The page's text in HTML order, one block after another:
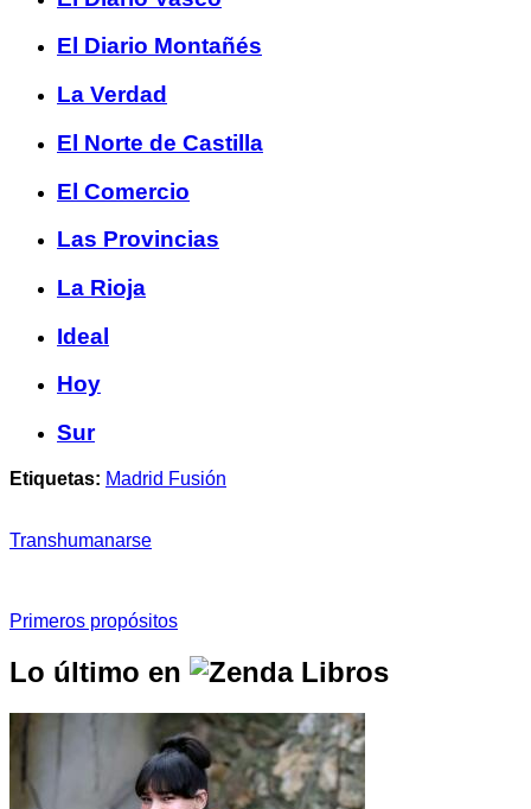
El Diario Montañés
La Verdad
El Norte de Castilla
El Comercio
Las Provincias
La Rioja
Ideal
Hoy
Sur
Etiquetas: Madrid Fusión
Transhumanarse
Primeros propósitos
Lo último en